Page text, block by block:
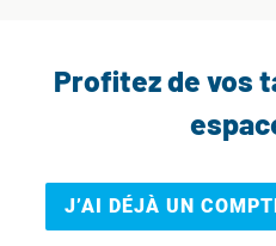
Profitez de vos
J’AI DÉJÀ UN